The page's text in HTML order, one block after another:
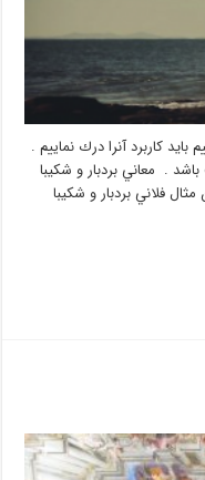
كاربرد آنرا درك نماييم .
. معاني بردبار و شكيبا
فلاني بردبار و شكيبا